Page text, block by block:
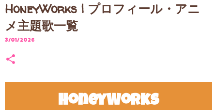
HoneyWorks | プロフィール・アニ
メ主題歌一覧
3/01/2026
HoneyWorks